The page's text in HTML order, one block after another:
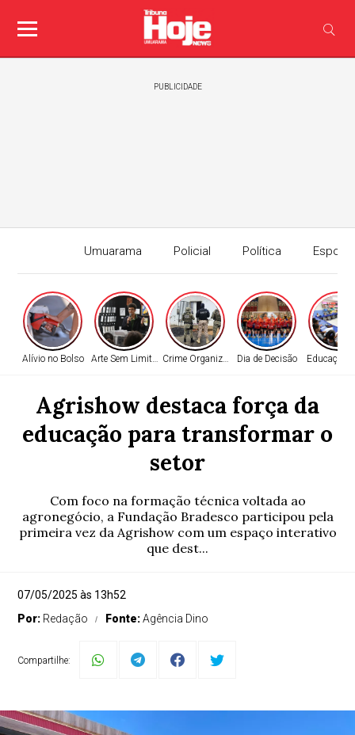
PUBLICIDADE
Umuarama Policial Política
Edição
Alívio no Bolso Arte Sem Limites Crime OrganizadoDia de Decisão Educação
Agrishow destaca força da
educação para transformar o
setor
Com foco na formação técnica voltada ao
agronegócio, a Fundação Bradesco participou pela
primeira vez da Agrishow com um espaço interativo
que dest...
07/05/2025 às 13h52
Por: Redação Fonte:Agência Dino
Compartilhe: